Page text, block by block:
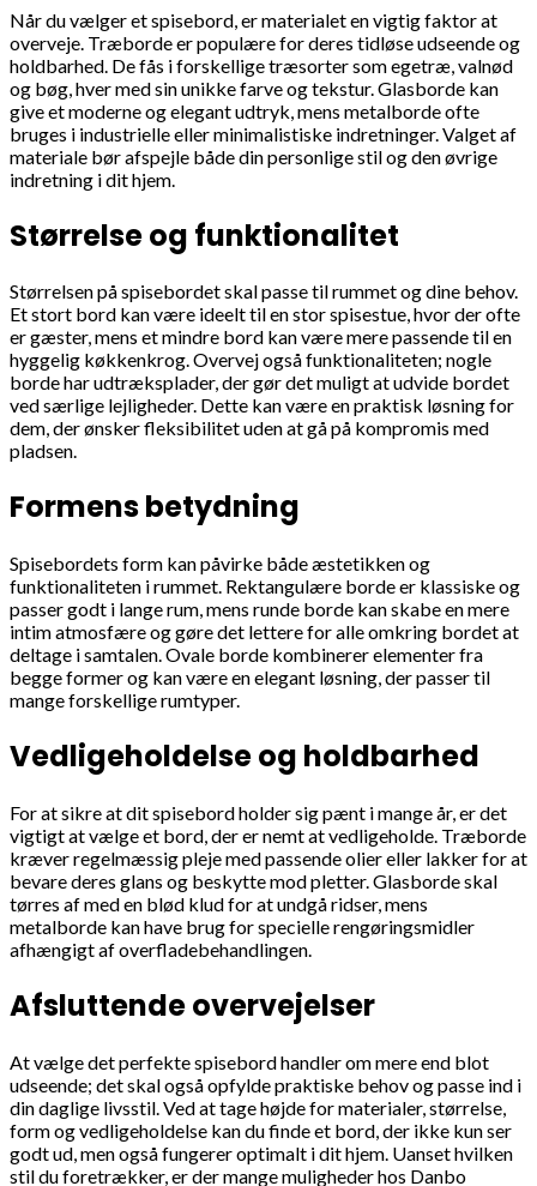
Når du vælger et spisebord, er materialet en vigtig faktor at
overveje. Træborde er populære for deres tidløse udseende og
holdbarhed. De fås i forskellige træsorter som egetræ, valnød
og bøg, hver med sin unikke farve og tekstur. Glasborde kan
give et moderne og elegant udtryk, mens metalborde ofte
bruges i industrielle eller minimalistiske indretninger. Valget af
materiale bør afspejle både din personlige stil og den øvrige
indretning i dit hjem.
Størrelse og funktionalitet
Størrelsen på spisebordet skal passe til rummet og dine behov.
Et stort bord kan være ideelt til en stor spisestue, hvor der ofte
er gæster, mens et mindre bord kan være mere passende til en
hyggelig køkkenkrog. Overvej også funktionaliteten; nogle
borde har udtræksplader, der gør det muligt at udvide bordet
ved særlige lejligheder. Dette kan være en praktisk løsning for
dem, der ønsker fleksibilitet uden at gå på kompromis med
pladsen.
Formens betydning
Spisebordets form kan påvirke både æstetikken og
funktionaliteten i rummet. Rektangulære borde er klassiske og
passer godt i lange rum, mens runde borde kan skabe en mere
intim atmosfære og gøre det lettere for alle omkring bordet at
deltage i samtalen. Ovale borde kombinerer elementer fra
begge former og kan være en elegant løsning, der passer til
mange forskellige rumtyper.
Vedligeholdelse og holdbarhed
For at sikre at dit spisebord holder sig pænt i mange år, er det
vigtigt at vælge et bord, der er nemt at vedligeholde. Træborde
kræver regelmæssig pleje med passende olier eller lakker for at
bevare deres glans og beskytte mod pletter. Glasborde skal
tørres af med en blød klud for at undgå ridser, mens
metalborde kan have brug for specielle rengøringsmidler
afhængigt af overfladebehandlingen.
Afsluttende overvejelser
At vælge det perfekte spisebord handler om mere end blot
udseende; det skal også opfylde praktiske behov og passe ind i
din daglige livsstil. Ved at tage højde for materialer, størrelse,
form og vedligeholdelse kan du finde et bord, der ikke kun ser
godt ud, men også fungerer optimalt i dit hjem. Uanset hvilken
stil du foretrækker, er der mange muligheder hos Danbo